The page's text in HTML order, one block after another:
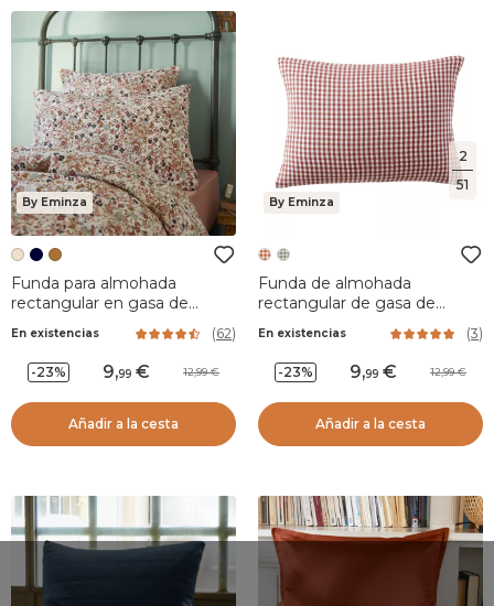
2
51
By Eminza
Funda para almohada
rectangular en gasa de
algodón (70 cm) Constance
Beige pampa
En existencias (62)
-23% 9,99 12,99
Añadir a la cesta
By Eminza
Funda de almohada
rectangular de gasa de
vichy Terracotta
En existencias (3)
-23% 9,99 12,99
Añadir a la cesta